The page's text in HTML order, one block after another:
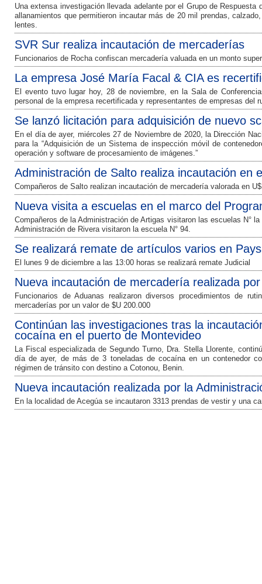
Una extensa investigación llevada adelante por el Grupo de Respuesta
allanamientos que permitieron incautar más de 20 mil prendas,
lentes.
SVR Sur realiza incautación de mercaderías
Funcionarios de Rocha confiscan mercadería valuada en un monto
La empresa José María Facal & CIA es
El evento tuvo lugar hoy, 28 de noviembre, en la Sala de
personal de la empresa recertificada y representantes de empresas del
Se lanzó licitación para adquisición de nuevo
En el día de ayer, miércoles 27 de Noviembre de 2020, la Dirección
para la “Adquisición de un Sistema de inspección móvil de
operación y software de procesamiento de imágenes.”
Administración de Salto realiza incautación en
Compañeros de Salto realizan incautación de mercadería valorada en
Nueva visita a escuelas en el marco del
Compañeros de la Administración de Artigas visitaron las escuelas N°
Administración de Rivera visitaron la escuela N° 94.
Se realizará remate de artículos varios en
El lunes 9 de diciembre a las 13:00 horas se realizará remate Judicial
Nueva incautación de mercadería realizada
Funcionarios de Aduanas realizaron diversos procedimientos de
mercaderías por un valor de $U 200.000
Continúan las investigaciones tras la
cocaína en el puerto de Montevideo
La Fiscal especializada de Segundo Turno, Dra. Stella Llorente,
día de ayer, de más de 3 toneladas de cocaína en un contenedor
régimen de tránsito con destino a Cotonou, Benin.
Nueva incautación realizada por la
En la localidad de Acegúa se incautaron 3313 prendas de vestir y una